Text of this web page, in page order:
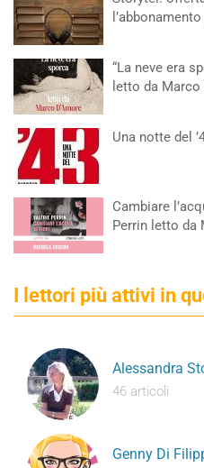
“La neve era
letto da Marco
Una notte del
Cambiare
Perrin letto da
I lettori più attivi in
Alessandra
46 articoli
Genny Di